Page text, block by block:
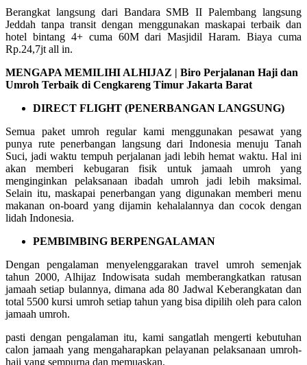
Berangkat langsung dari Bandara SMB II Palembang langsung
Jeddah tanpa transit dengan menggunakan maskapai terbaik dan
hotel bintang 4+ cuma 60M dari Masjidil Haram. Biaya cuma
Rp.24,7jt all in.
MENGAPA MEMILIHI ALHIJAZ | Biro Perjalanan Haji dan
Umroh Terbaik di Cengkareng Timur Jakarta Barat
DIRECT FLIGHT (PENERBANGAN LANGSUNG)
Semua paket umroh regular kami menggunakan pesawat yang
punya rute penerbangan langsung dari Indonesia menuju Tanah
Suci, jadi waktu tempuh perjalanan jadi lebih hemat waktu. Hal ini
akan memberi kebugaran fisik untuk jamaah umroh yang
menginginkan pelaksanaan ibadah umroh jadi lebih maksimal.
Selain itu, maskapai penerbangan yang digunakan memberi menu
makanan on-board yang dijamin kehalalannya dan cocok dengan
lidah Indonesia.
PEMBIMBING BERPENGALAMAN
Dengan pengalaman menyelenggarakan travel umroh semenjak
tahun 2000, Alhijaz Indowisata sudah memberangkatkan ratusan
jamaah setiap bulannya, dimana ada 80 Jadwal Keberangkatan dan
total 5500 kursi umroh setiap tahun yang bisa dipilih oleh para calon
jamaah umroh.
pasti dengan pengalaman itu, kami sangatlah mengerti kebutuhan
calon jamaah yang mengaharapkan pelayanan pelaksanaan umroh-
haji yang sempurna dan memuaskan.